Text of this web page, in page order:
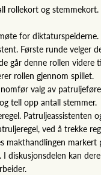
rollekort og stemmekort.
for diktaturspeiderne.
Første runde velger
går denne rollen videre
rollen gjennom spillet.
valg av
tell opp antall stemmer.
Patruljeassistenten
ved å trekke
makthandlingen markert
diskusjonsdelen kan